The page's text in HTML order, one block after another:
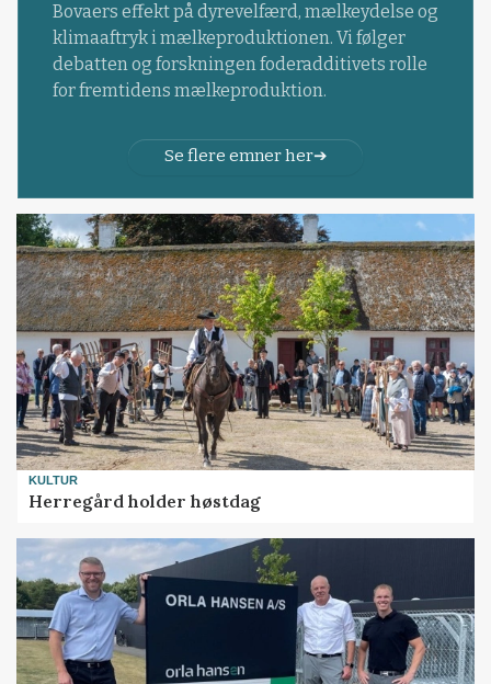
Bovaers effekt på dyrevelfærd, mælkeydelse og
klimaaftryk i mælkeproduktionen. Vi følger
debatten og forskningen foderadditivets rolle
for fremtidens mælkeproduktion.
Se flere emner her
KULTUR
Herregård holder høstdag